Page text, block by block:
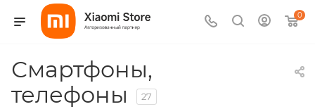
0
Смартфоны,
телефоны
27